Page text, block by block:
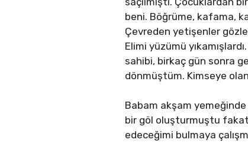
beni. Böğrüme, kafama,
Çevreden yetişenler
Elimi yüzümü
sahibi, birkaç gün sonra
dönmüştüm. Kimseye
Babam akşam
bir göl oluşturmuştu fakat
edeceğimi bulmaya